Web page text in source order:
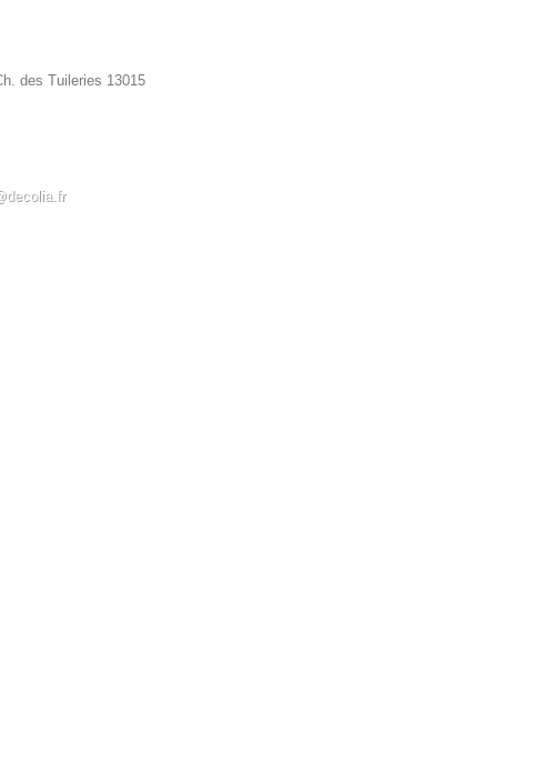
des Tuileries 13015